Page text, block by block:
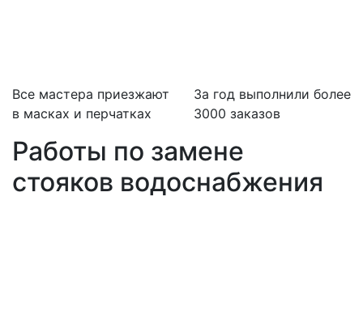
Все мастера приезжают
в масках и перчатках
За год выполнили более
3000 заказов
Работы по замене
стояков водоснабжения